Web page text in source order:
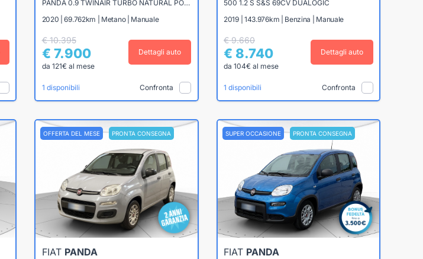
PANDA 0.9 TWINAIR TURBO NATURAL POWER 70CV EASY
2020 | 69.762km | Metano | Manuale
€ 10.395
€ 7.900
da 121€ al mese
Dettagli auto
1 disponibili Confronta
500 1.2 S S&S 69CV DUALOGIC
2019 | 143.976km | Benzina | Manuale
€ 9.660
€ 8.740
da 104€ al mese
Dettagli auto
1 disponibili Confronta
OFFERTA DEL MESE PRONTA CONSEGNA
FIAT PANDA
SUPER OCCASIONE PRONTA CONSEGNA
FIAT PANDA